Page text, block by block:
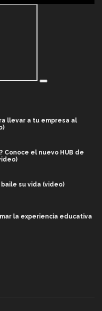
llevar a tu empresa al
Conoce el nuevo HUB de
su vida (video)
la experiencia educativa